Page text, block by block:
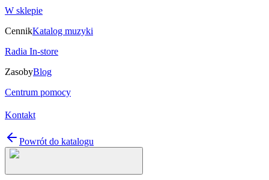
W sklepie
CennikKatalog muzyki
Radia In-store
ZasobyBlog
Centrum pomocy
Kontakt
Powrót do katalogu